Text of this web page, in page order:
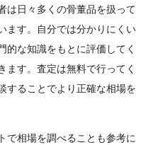
は日々多くの骨董品を扱って
ます。自分では分かりにくい
な知識をもとに評価してく
す。査定は無料で行ってく
することでより正確な相場を
で相場を調べることも参考に